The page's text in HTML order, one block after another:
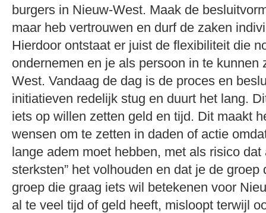
burgers in Nieuw-West. Maak de
maar heb vertrouwen en durf de zaken
Hierdoor ontstaat er juist de flexibiliteit die
ondernemen en je als persoon in te kunnen
West. Vandaag de dag is de proces en
initiatieven redelijk stug en duurt het lang.
iets op willen zetten geld en tijd. Dit maakt
wensen om te zetten in daden of actie
lange adem moet hebben, met als risico dat
sterksten” het volhouden en dat je de groep
groep die graag iets wil betekenen voor
al te veel tijd of geld heeft, misloopt terwijl